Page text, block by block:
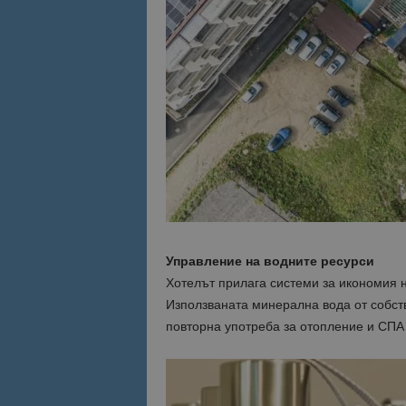
Управление на водните ресурси
Хотелът прилага системи за икономия
Използваната минерална вода от
повторна употреба за отопление и СПА
Име
is_visitor_unique
is_unique
_ga_B09EBBY8PY
Име